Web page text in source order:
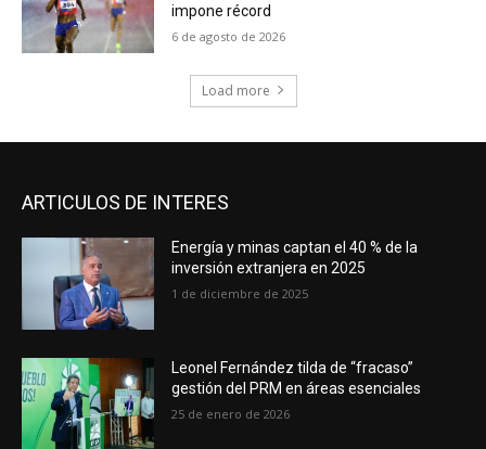
impone récord
6 de agosto de 2026
Load more
ARTICULOS DE INTERES
Energía y minas captan el 40 % de la
inversión extranjera en 2025
1 de diciembre de 2025
Leonel Fernández tilda de “fracaso”
gestión del PRM en áreas esenciales
25 de enero de 2026